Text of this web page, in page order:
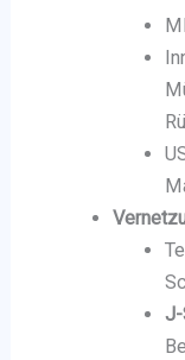
J-